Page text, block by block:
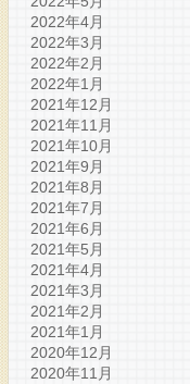
2022年4月
2022年3月
2022年2月
2022年1月
2021年12月
2021年11月
2021年10月
2021年9月
2021年8月
2021年7月
2021年6月
2021年5月
2021年4月
2021年3月
2021年2月
2021年1月
2020年12月
2020年11月